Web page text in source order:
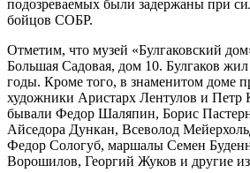
подозреваемых были задержаны при
бойцов СОБР.
Отметим, что музей «Булгаковский
Большая Садовая, дом 10. Булгаков
годы. Кроме того, в знаменитом доме
художники Аристарх Лентулов и Петр
бывали Федор Шаляпин, Борис
Айседора Дункан, Всеволод
Федор Сологуб, маршалы Семен
Ворошилов, Георгий Жуков и другие